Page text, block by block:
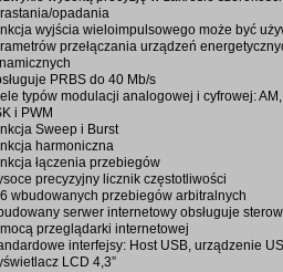
opadania
wyjścia wieloimpulsowego może być
przełączania urządzeń
PRBS do 40 Mb/s
typów modulacji analogowej i cyfrowej:
i PWM
Sweep i Burst
harmoniczna
łączenia przebiegów
precyzyjny licznik częstotliwości
wbudowanych przebiegów arbitralnych
serwer internetowy obsługuje
przeglądarki internetowej
interfejsy: Host USB, urządzenie
LCD 4,3”